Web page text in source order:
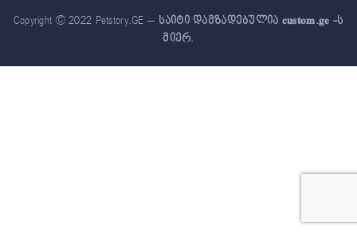
Copyright © 2022 Petstory.GE – საიტი დამზადებულია 𝐜𝐮𝐬𝐭𝐨𝐦.𝐠𝐞 -ს
მიერ.